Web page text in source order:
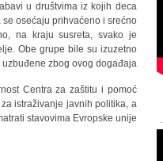
u društvima iz kojih deca
osećaju prihvaćeno i srećno.
na kraju susreta, svako je
Obe grupe bile su izuzetno
zbog ovog događaja.
Centra za zaštitu i pomoć
istraživanje javnih politika, a
stavovima Evropske unije.